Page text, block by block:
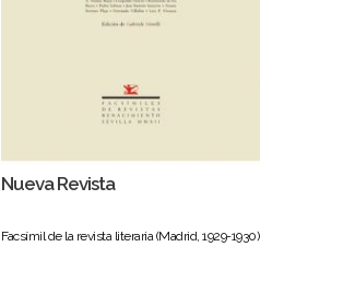
Nueva Revista
Facsímil de la revista literaria (Madrid, 1929-1930)